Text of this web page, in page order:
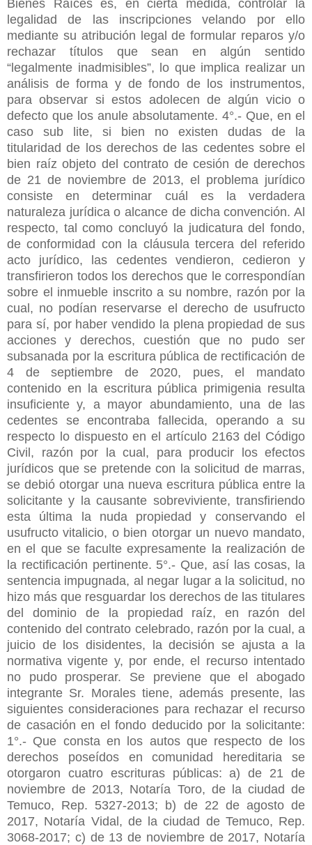
Bienes Raíces es, en cierta medida, controlar la
legalidad de las inscripciones velando por ello
mediante su atribución legal de formular reparos y/o
rechazar títulos que sean en algún sentido
“legalmente inadmisibles”, lo que implica realizar un
análisis de forma y de fondo de los instrumentos,
para observar si estos adolecen de algún vicio o
defecto que los anule absolutamente. 4°.- Que, en el
caso sub lite, si bien no existen dudas de la
titularidad de los derechos de las cedentes sobre el
bien raíz objeto del contrato de cesión de derechos
de 21 de noviembre de 2013, el problema jurídico
consiste en determinar cuál es la verdadera
naturaleza jurídica o alcance de dicha convención. Al
respecto, tal como concluyó la judicatura del fondo,
de conformidad con la cláusula tercera del referido
acto jurídico, las cedentes vendieron, cedieron y
transfirieron todos los derechos que le correspondían
sobre el inmueble inscrito a su nombre, razón por la
cual, no podían reservarse el derecho de usufructo
para sí, por haber vendido la plena propiedad de sus
acciones y derechos, cuestión que no pudo ser
subsanada por la escritura pública de rectificación de
4 de septiembre de 2020, pues, el mandato
contenido en la escritura pública primigenia resulta
insuficiente y, a mayor abundamiento, una de las
cedentes se encontraba fallecida, operando a su
respecto lo dispuesto en el artículo 2163 del Código
Civil, razón por la cual, para producir los efectos
jurídicos que se pretende con la solicitud de marras,
se debió otorgar una nueva escritura pública entre la
solicitante y la causante sobreviviente, transfiriendo
esta última la nuda propiedad y conservando el
usufructo vitalicio, o bien otorgar un nuevo mandato,
en el que se faculte expresamente la realización de
la rectificación pertinente. 5°.- Que, así las cosas, la
sentencia impugnada, al negar lugar a la solicitud, no
hizo más que resguardar los derechos de las titulares
del dominio de la propiedad raíz, en razón del
contenido del contrato celebrado, razón por la cual, a
juicio de los disidentes, la decisión se ajusta a la
normativa vigente y, por ende, el recurso intentado
no pudo prosperar. Se previene que el abogado
integrante Sr. Morales tiene, además presente, las
siguientes consideraciones para rechazar el recurso
de casación en el fondo deducido por la solicitante:
1°.- Que consta en los autos que respecto de los
derechos poseídos en comunidad hereditaria se
otorgaron cuatro escrituras públicas: a) de 21 de
noviembre de 2013, Notaría Toro, de la ciudad de
Temuco, Rep. 5327-2013; b) de 22 de agosto de
2017, Notaría Vidal, de la ciudad de Temuco, Rep.
3068-2017; c) de 13 de noviembre de 2017, Notaría